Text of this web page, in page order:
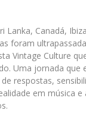
Lanka, Canadá,
foram
Vintage Culture
Uma jornada que
respostas,
em música